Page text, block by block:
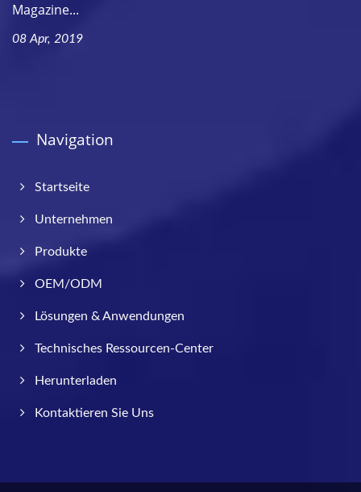
Magazine...
08 Apr, 2019
Navigation
Startseite
Unternehmen
Produkte
OEM/ODM
Lösungen & Anwendungen
Technisches Ressourcen-Center
Herunterladen
Kontaktieren Sie Uns